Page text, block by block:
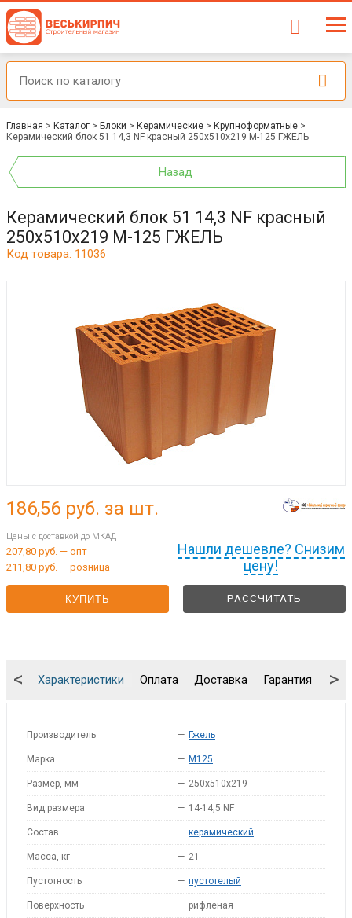
Главная > Каталог > Блоки > Керамические > Крупноформатные >
Керамический блок 51 14,3 NF красный 250x510x219 М-125 ГЖЕЛЬ
Назад
Керамический блок 51 14,3 NF красный
250x510x219 М-125 ГЖЕЛЬ
Код товара: 11036
Нашли дешевле? Снизим
цену!
186,56 руб. за шт.
Цены с доставкой до МКАД
207,80 руб. — опт
211,80 руб. — розница
КУПИТЬ РАССЧИТАТЬ
Характеристики Оплата Доставка Гарантия
< >
Производитель — Гжель
Марка — M125
Размер, мм — 250x510x219
Вид размера — 14-14,5 NF
Состав — керамический
Масса, кг — 21
Пустотность — пустотелый
Поверхность — рифленая